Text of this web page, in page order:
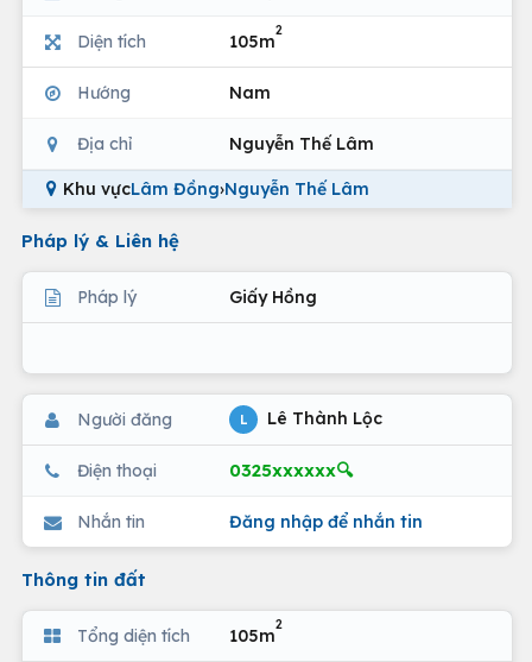
Diện tích 105m
2
Hướng Nam
Địa chỉ Nguyễn Thế Lâm
Khu vựcLâm Đồng›Nguyễn Thế Lâm
Pháp lý & Liên hệ
Pháp lý Giấy Hồng
Người đăng L Lê Thành Lộc
Điện thoại 0325xxxxxx🔍
Nhắn tin Đăng nhập để nhắn tin
Thông tin đất
Tổng diện tích 105m
2